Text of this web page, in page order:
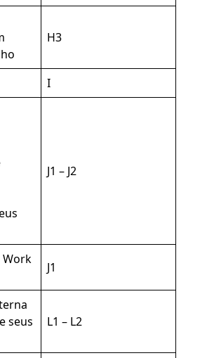
H3
I
J1 – J2
Work
J1
seus
L1 – L2